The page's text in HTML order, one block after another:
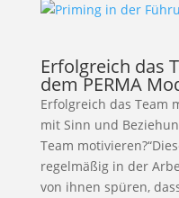
Erfolgreich das
dem PERMA
Erfolgreich das Team
mit Sinn und
Team
regelmäßig in der
von ihnen spüren,